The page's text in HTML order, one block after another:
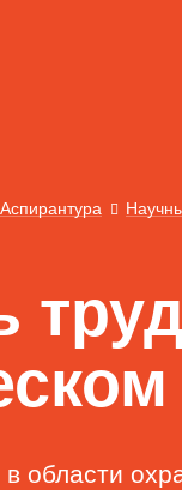
Аспирантура
области